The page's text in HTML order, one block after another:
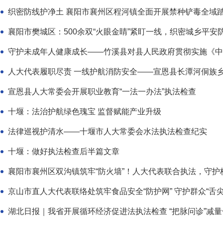
织密防线护净土 襄阳市襄州区程河镇全面开展禁种铲毒全域
襄阳市樊城区：500余双“火眼金睛”紧盯一线，织密城乡平安
守护未成年人健康成长——竹溪县对县人民政府贯彻实施《
人大代表履职尽责 一线护航消防安全——宣恩县长潭河侗族
宣恩县人大常委会开展职业教育“一法一办法”执法检查
​十堰：法治护航绿色瑰宝 监督赋能产业升级
法律巡视护清水——十堰市人大常委会水法执法检查纪实
十堰：做好执法检查后半篇文章
襄阳市襄州区双沟镇筑牢“防火墙”！人大代表联合执法，守
京山市直人大代表联络处筑牢食品安全“防护网” 守护群众“舌
湖北日报｜我省开展循环经济促进法执法检查 “把脉问诊”减